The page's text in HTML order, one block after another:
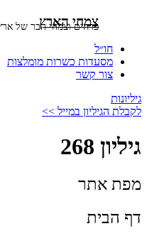
צמחי הארץ
פרחים וצמחי הבר של
חו״ל
מסעדות כשרות מומלצות
צור קשר
גיליונות
לקבלת הגיליון במייל >>
גיליון 268
מפת אתר
דף הבית